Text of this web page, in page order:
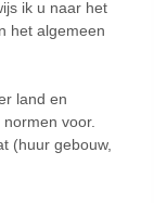
ik u naar het
het algemeen
land en
voor.
(huur gebouw,